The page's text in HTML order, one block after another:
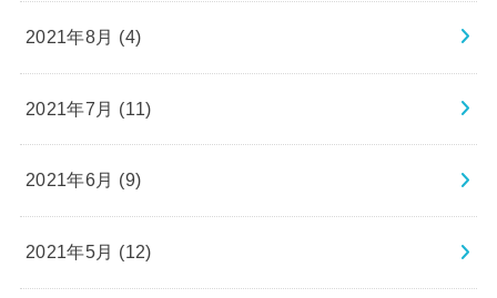
2021年8月 (4)
2021年7月 (11)
2021年6月 (9)
2021年5月 (12)